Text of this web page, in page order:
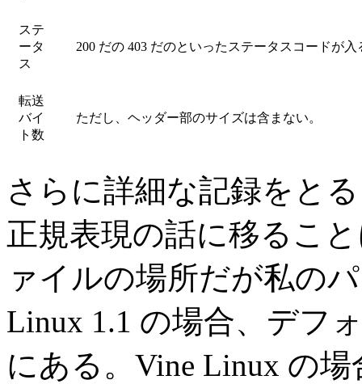
ステ
ータ
ス
200 だの 403 だのといったステータスコードが入
転送
バイ
ト数
ただし、ヘッダー部のサイズは含まない。
さらに詳細な記録をと
正規表現の話に移るこ
ァイルの場所だが私の
Linux 1.1 の場合、デフ
にある。Vine Linux の